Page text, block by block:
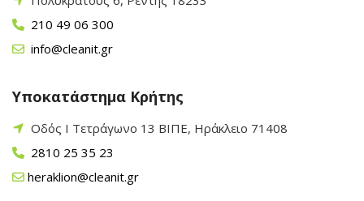
210 49 06 300
info@cleanit.gr
Υποκατάστημα Κρήτης
Οδός Ι Τετράγωνο 13 ΒΙΠΕ, Ηράκλειο 71408
2810 25 35 23
heraklion@cleanit.gr